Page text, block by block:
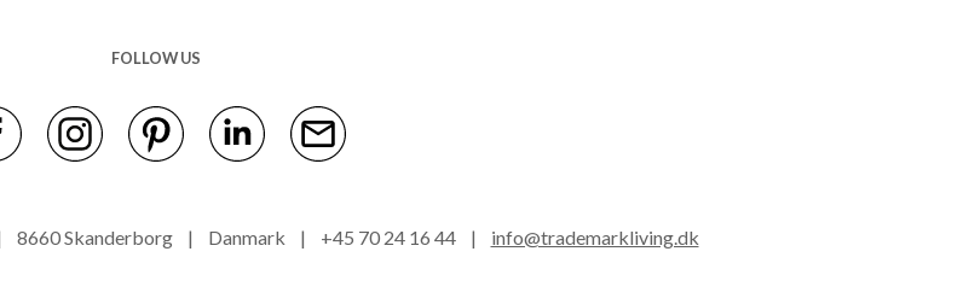
FOLLOW US
8660 Skanderborg | Danmark | +45 70 24 16 44 | info@trademarkliving.dk